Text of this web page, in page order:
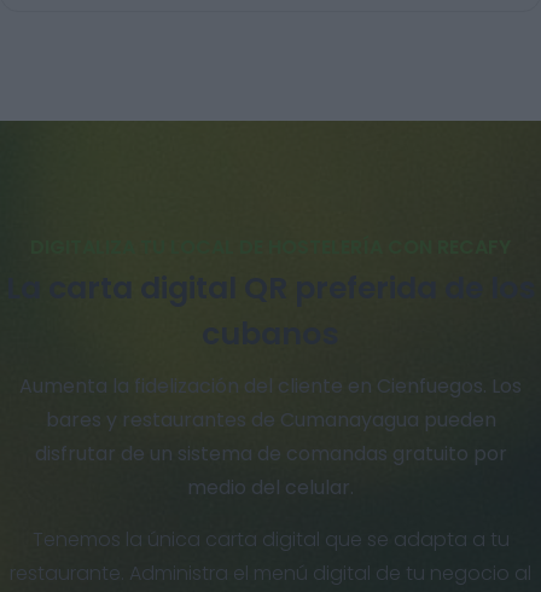
Aumenta la fidelización del cliente en Cienfuegos. Los
bares y restaurantes de Cumanayagua pueden
disfrutar de un sistema de comandas gratuito por
medio del celular.
Tenemos la única carta digital que se adapta a tu
restaurante. Administra el menú digital de tu negocio al